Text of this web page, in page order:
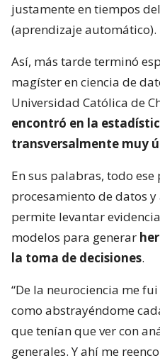
justamente en tiempos del
(aprendizaje automático).
Así, más tarde terminó
magíster en ciencia de
Universidad Católica de
encontró en la
transversalmente muy
En sus palabras, todo
procesamiento de datos
permite levantar
modelos para generar
la toma de decisiones.
“De la neurociencia me
como abstrayéndome
que tenían que ver con
generales. Y ahí me